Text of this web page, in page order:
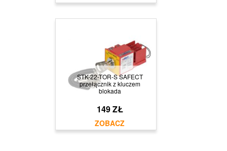
STK-22-TOR-S SAFECT
przełącznik z kluczem
blokada
149 ZŁ